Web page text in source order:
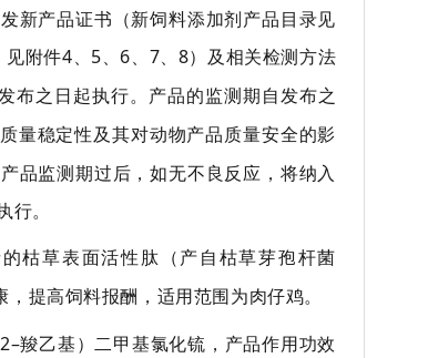
新产品证书 （新饲料添加剂产品目录见
见附件4、 5、 6、 7、 8） 及相关检测方法
布之日起执行。 产品的监测期自发布之
量稳定性及其对动物产品质量安全的影
品监测期过后，如无不良反应 ， 将纳入
。
草表面活性肽（产自枯草芽孢杆菌
提高饲料报酬，适用范围为肉仔鸡。
2–羧乙基）二甲基氯化锍 ，产品作用功效